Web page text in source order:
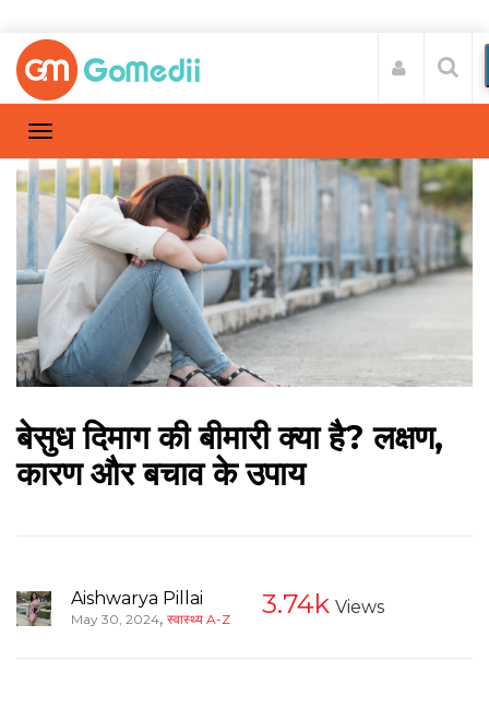
बेसुध दिमाग की बीमारी क्या है? लक्षण,
कारण और बचाव के उपाय
Aishwarya Pillai
May 30, 2024, स्वास्थ्य A-Z 3.74k Views